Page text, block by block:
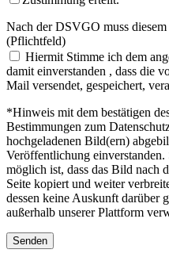
Nach der DSVGO muss
(Pflichtfeld)
Hiermit Stimme ich dem
damit einverstanden , dass die
Mail versendet, gespeichert,
*Hinweis mit dem bestätigen
Bestimmungen zum
hochgeladenen Bild(ern)
Veröffentlichung
möglich ist, dass das Bild nach
Seite kopiert und weiter
dessen keine Auskunft darüber
außerhalb unserer Plattform